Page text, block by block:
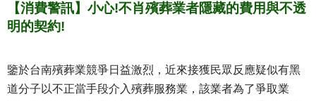
【消費警訊】小心!不肖殯葬業者隱藏的費用與不透
明的契約!
鑒於台南殯葬業競爭日益激烈，近來接獲民眾反應疑似有黑
道分子以不正當手段介入殯葬服務業，該業者為了爭取業